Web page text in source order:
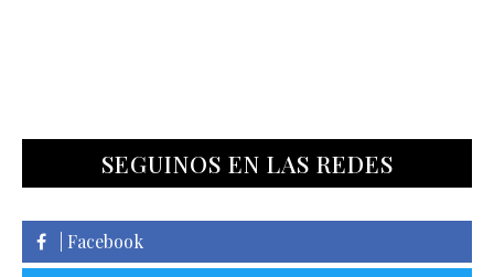
SEGUINOS EN LAS REDES
| Facebook